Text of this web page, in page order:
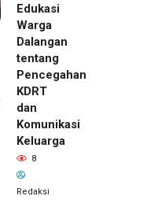
Edukasi
Warga
Dalangan
tentang
Pencegahan
KDRT
dan
Komunikasi
Keluarga
8
Redaksi